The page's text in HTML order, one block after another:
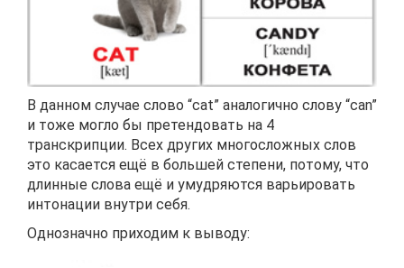
В данном случае слово “cat” аналогично слову “can”
и тоже могло бы претендовать на 4
транскрипции. Всех других многосложных слов
это касается ещё в большей степени, потому, что
длинные слова ещё и умудряются варьировать
интонации внутри себя.
Однозначно приходим к выводу: